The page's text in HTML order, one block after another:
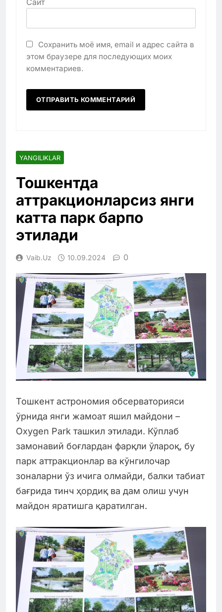
Сайт
Сохранить моё имя, email и адрес сайта в
этом браузере для последующих моих
комментариев.
YANGILIKLAR
Тошкентда
аттракционларсиз янги
катта парк барпо
этилади
Vaib.uz 10.09.2024 0
Тошкент астрономия обсерваторияси
ўрнида янги жамоат яшил майдони –
Oxygen Park ташкил этилади. Кўплаб
замонавий боғлардан фарқли ўлароқ, бу
парк аттракционлар ва кўнгилочар
зоналарни ўз ичига олмайди, балки табиат
бағрида тинч ҳордиқ ва дам олиш учун
майдон яратишга қаратилган.